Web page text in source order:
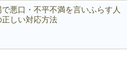
で悪口・不平不満を言いふらす人
正しい対応方法